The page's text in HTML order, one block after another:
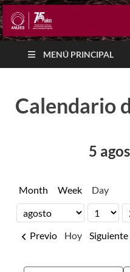
MENÚ PRINCIPAL
Calendario
5
Month Week Day
Month
Day
Year
Previo
Hoy Siguiente